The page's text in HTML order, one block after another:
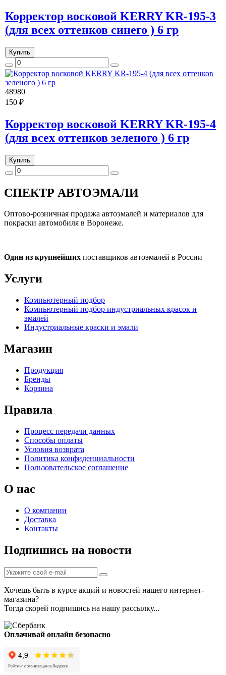
Корректор восковой KERRY KR-195-3
(для всех оттенков синего ) 6 гр
Купить
48980
150 ₽
Корректор восковой KERRY KR-195-4
(для всех оттенков зеленого ) 6 гр
Купить
СПЕКТР АВТОЭМАЛИ
Оптово-розничная продажа автоэмалей и материалов для
покраски автомобиля в Воронеже.
Один из крупнейших поставщиков автоэмалей в России
Услуги
Компьютерный подбор
Компьютерный подбор индустриальных красок и
эмалей
Индустриальные краски и эмали
Магазин
Продукция
Бренды
Корзина
Правила
Процесс передачи данных
Способы оплаты
Условия возврата
Политика конфиденциальности
Пользовательское соглашение
О нас
О компании
Доставка
Контакты
Подпишись на новости
Хочешь быть в курсе акций и новостей нашего интернет-
магазина?
Тогда скорей подпишись на нашу рассылку...
Оплачивай онлайн безопасно